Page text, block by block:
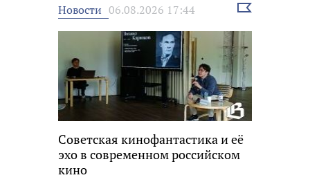
Новости 06.08.2026 17:44
Выбрать
Советская кинофантастика и её
эхо в современном российском
кино